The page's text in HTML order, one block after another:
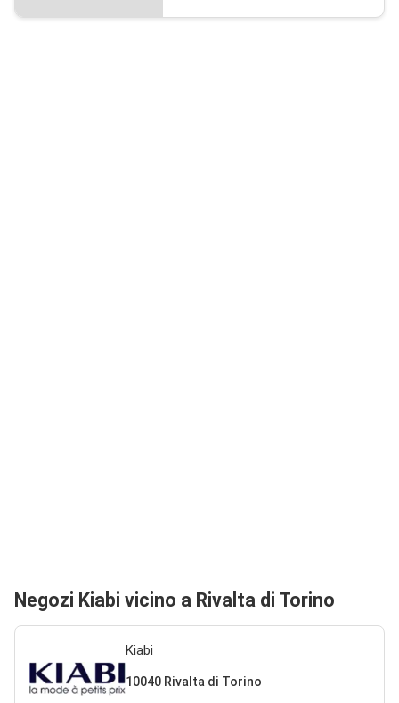
Negozi Kiabi vicino a Rivalta di Torino
Kiabi
10040 Rivalta di Torino